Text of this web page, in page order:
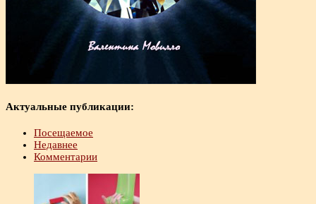
Актуальные публикации:
Посещаемое
Недавнее
Комментарии